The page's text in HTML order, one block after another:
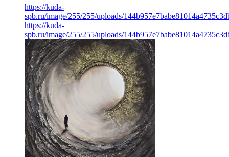
https://kuda-
spb.ru/image/255/255/uploads/
https://kuda-
spb.ru/image/255/255/uploads/